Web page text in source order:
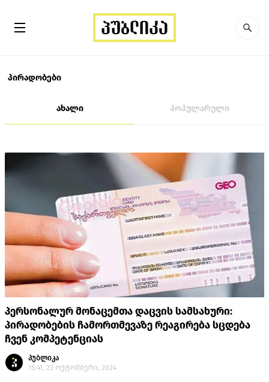
პირადობები
ახალი პოპულარული
პერსონალურ მონაცემთა დაცვის სამსახური:
პირადობების ჩამორთმევაზე რეაგირება სცდება
ჩვენ კომპეტენციას
პუბლიკა
15:41, 23 ოქტომბერი, 2024